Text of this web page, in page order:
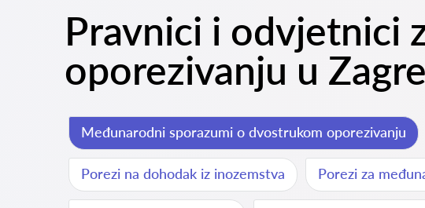
Pravnici i odvjetnici
oporezivanju u
Međunarodni sporazumi o dvostrukom oporezivanju
Porezi na dohodak iz inozemstva Porezi za